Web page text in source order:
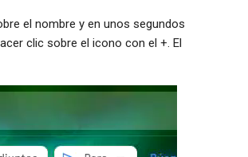
el nombre y en unos segundos
clic sobre el icono con el +. El